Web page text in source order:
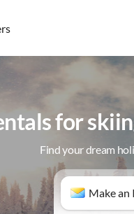
for
Find your dream
Make an